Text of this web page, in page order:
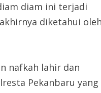
diam ini terjadi
diketahui oleh
nafkah lahir dan
Pekanbaru yang